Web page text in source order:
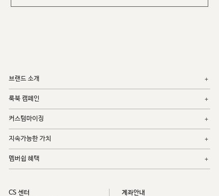
브랜드 소개
룩북 캠페인
커스텀마이징
지속가능한 가치
멤버쉽 혜택
CS 센터
계좌안내